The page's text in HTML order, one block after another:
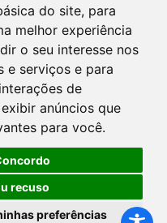
do site, para
melhor experiência
o seu interesse nos
e serviços e para
de
anúncios que
para você.
recuso
preferências
CORENs